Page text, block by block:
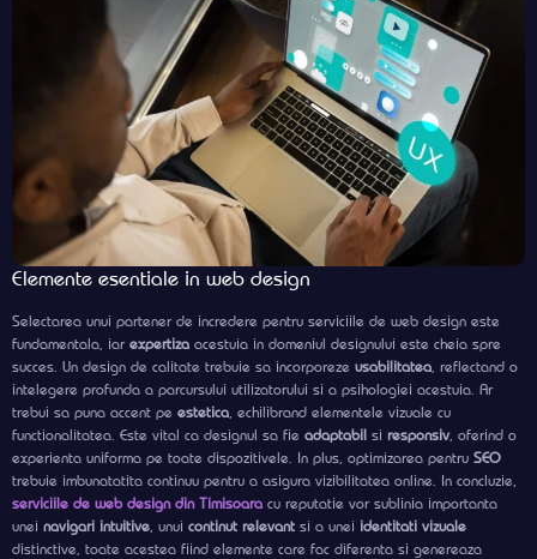
Elemente esentiale in web design
Selectarea unui partener de incredere pentru serviciile de web design este
fundamentala, iar expertiza acestuia in domeniul designului este cheia spre
succes. Un design de calitate trebuie sa incorporeze usabilitatea , reflectand o
intelegere profunda a parcursului utilizatorului si a psihologiei acestuia. Ar
trebui sa puna accent pe estetica , echilibrand elementele vizuale cu
functionalitatea. Este vital ca designul sa fie adaptabil si responsiv , oferind o
experienta uniforma pe toate dispozitivele. In plus, optimizarea pentru SEO
trebuie imbunatatita continuu pentru a asigura vizibilitatea online. In concluzie,
serviciile de web design din Timisoara cu reputatie vor sublinia importanta
unei navigari intuitive , unui continut relevant si a unei identitati vizuale
distinctive, toate acestea fiind elemente care fac diferenta si genereaza